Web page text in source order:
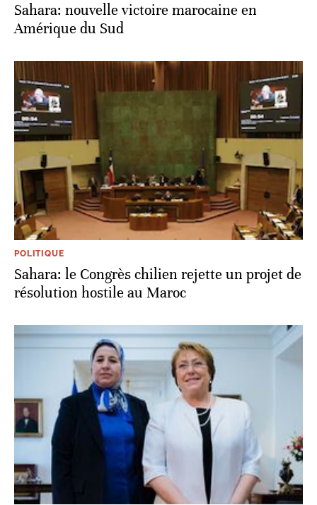
Sahara: nouvelle victoire marocaine en
Amérique du Sud
POLITIQUE
Sahara: le Congrès chilien rejette un projet de
résolution hostile au Maroc